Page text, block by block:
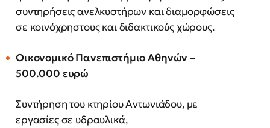
συντηρήσεις ανελκυστήρων και διαμορφώσεις
σε κοινόχρηστους και διδακτικούς χώρους.
Οικονομικό Πανεπιστήμιο Αθηνών –
500.000 ευρώ
Συντήρηση του κτηρίου Αντωνιάδου, με
εργασίες σε υδραυλικά,